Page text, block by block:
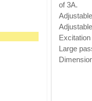
of 3A.
Large